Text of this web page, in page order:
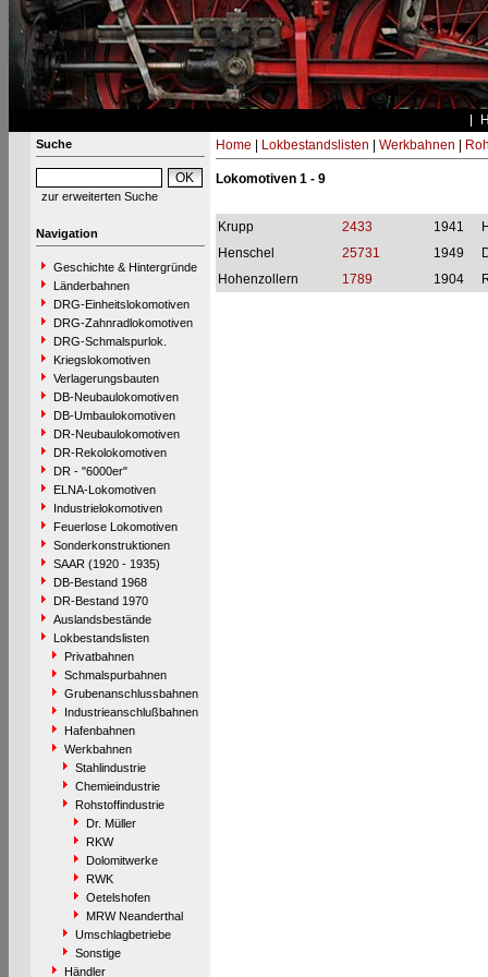
Suche
zur erweiterten Suche
Navigation
Geschichte & Hintergründe
Länderbahnen
DRG-Einheitslokomotiven
DRG-Zahnradlokomotiven
DRG-Schmalspurlok.
Kriegslokomotiven
Verlagerungsbauten
DB-Neubaulokomotiven
DB-Umbaulokomotiven
DR-Neubaulokomotiven
DR-Rekolokomotiven
DR - "6000er"
ELNA-Lokomotiven
Industrielokomotiven
Feuerlose Lokomotiven
Sonderkonstruktionen
SAAR (1920 - 1935)
DB-Bestand 1968
DR-Bestand 1970
Auslandsbestände
Lokbestandslisten
Privatbahnen
Schmalspurbahnen
Grubenanschlussbahnen
Industrieanschlußbahnen
Hafenbahnen
Werkbahnen
Stahlindustrie
Chemieindustrie
Rohstoffindustrie
Dr. Müller
RKW
Dolomitwerke
RWK
Oetelshofen
MRW Neanderthal
Umschlagbetriebe
Sonstige
Händler
Home Lokbestandslisten Werkbahnen
Lokomotiven 1 - 9
Krupp 2433 1941
Henschel
25731 1949
Hohenzollern
1789 1904